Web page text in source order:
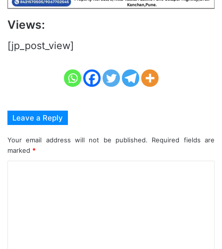
Views:
[jp_post_view]
Leave a Reply
Your email address will not be published.
Required fields are
marked *